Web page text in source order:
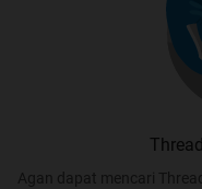
Agan dapat mencari